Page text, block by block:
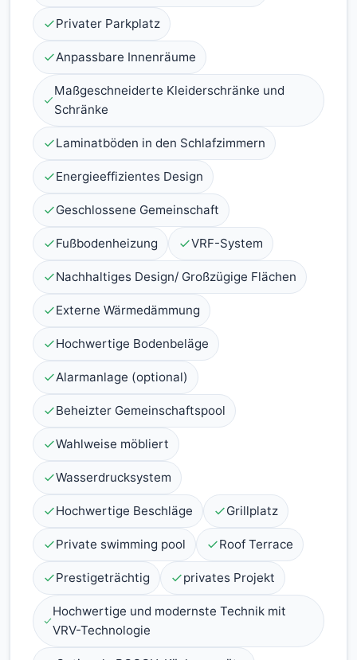
Privater Parkplatz
Anpassbare Innenräume
Maßgeschneiderte Kleiderschränke und
Schränke
Laminatböden in den Schlafzimmern
Energieeffizientes Design
Geschlossene Gemeinschaft
Fußbodenheizung VRF-System
Nachhaltiges Design/ Großzügige Flächen
Externe Wärmedämmung
Hochwertige Bodenbeläge
Alarmanlage (optional)
Beheizter Gemeinschaftspool
Wahlweise möbliert
Wasserdrucksystem
Hochwertige Beschläge Grillplatz
Private swimming pool Roof Terrace
Prestigeträchtig privates Projekt
Hochwertige und modernste Technik mit
VRV-Technologie